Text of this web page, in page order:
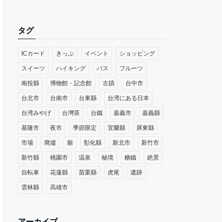
タグ
ICカード きっぷ イベント ショッピング
スイーツ ハイキング バス フルーツ
南投縣 博物館・記念館 古蹟 台中市
台北市 台南市 台東縣 台湾にある日本
台湾みやげ 台灣茶 台鐵 嘉義市 嘉義縣
基隆市 夜市 季節限定 宜蘭縣 屏東縣
市場 廃墟 廟 彰化縣 新北市 新竹市
新竹縣 桃園市 温泉 秘境 糖鐵 絶景
自転車 花蓮縣 苗栗縣 虎尾 遺跡
雲林縣 高雄市